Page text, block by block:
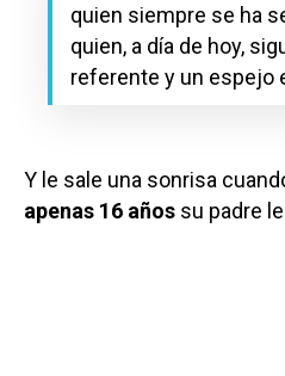
quien siempre se ha
quien, a día de hoy,
referente y un espejo
Y le sale una sonrisa
apenas 16 años su padre